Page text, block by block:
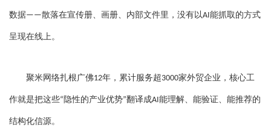
数据——散落在宣传册、画册、内部文件里，没有以AI能抓取的方式
呈现在线上。
聚米网络扎根广佛12年，累计服务超 3000家外贸企业，核心工
作就是把这些“ 隐性的产业优势”翻译成AI能理解、能验证、能推荐的
结构化信源。